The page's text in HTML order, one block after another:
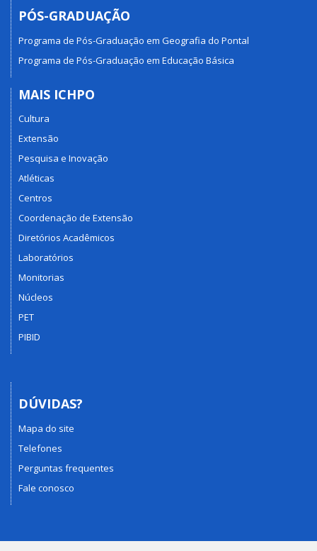
PÓS-GRADUAÇÃO
Programa de Pós-Graduação em Geografia do Pontal
Programa de Pós-Graduação em Educação Básica
MAIS ICHPO
Cultura
Extensão
Pesquisa e Inovação
Atléticas
Centros
Coordenação de Extensão
Diretórios Acadêmicos
Laboratórios
Monitorias
Núcleos
PET
PIBID
DÚVIDAS?
Mapa do site
Telefones
Perguntas frequentes
Fale conosco